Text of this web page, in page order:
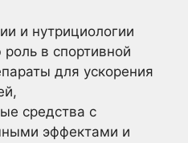
и нутрициологии
в спортивной
для ускорения
средства с
эффектами и